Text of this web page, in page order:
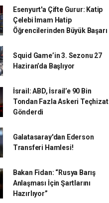
Esenyurt'a Çifte Gurur: Katip
Çelebi İmam Hatip
Öğrencilerinden Büyük Başarı
Squid Game’in 3. Sezonu 27
Haziran’da Başlıyor
İsrail: ABD, İsrail’e 90 Bin
Tondan Fazla Askeri Teçhizat
Gönderdi
Galatasaray'dan Ederson
Transferi Hamlesi!
Bakan Fidan: “Rusya Barış
Anlaşması İçin Şartlarını
Hazırlıyor”